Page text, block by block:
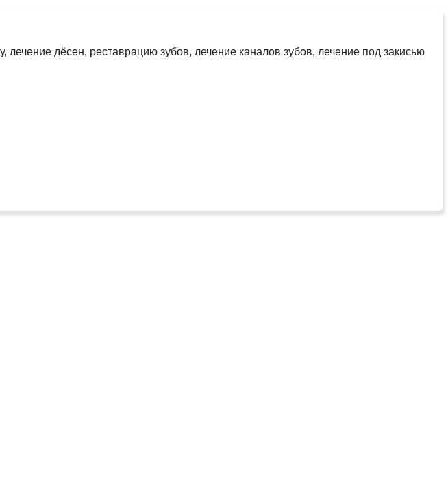
дёсен, реставрацию зубов, лечение каналов зубов, лечение под закисью